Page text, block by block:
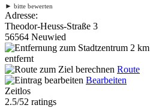
► bitte bewerten
Adresse:
Theodor-Heuss-Straße 3
56564 Neuwied
2 km
entfernt
Route
Bearbeiten
Zeitlos
2.5/52 ratings